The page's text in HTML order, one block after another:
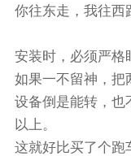
你往东走，我往西
安装时，必须严格
如果一不留神，把
设备倒是能转，也
以上。
这就好比买了个跑